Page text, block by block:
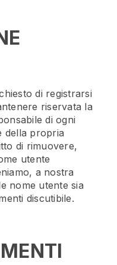
di registrarsi
riservata la
di ogni
della propria
di rimuovere,
utente
a nostra
nome utente sia
discutibile.